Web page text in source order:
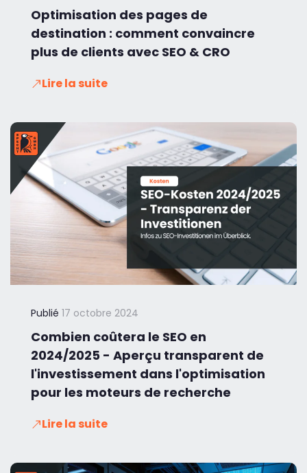
Optimisation des pages de
destination : comment convaincre
plus de clients avec SEO & CRO
Lire la suite
Publié 17 octobre 2024
Combien coûtera le SEO en
2024/2025 - Aperçu transparent de
l'investissement dans l'optimisation
pour les moteurs de recherche
Lire la suite